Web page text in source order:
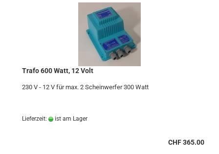
Trafo 600 Watt, 12 Volt
230 V - 12 V für max. 2 Scheinwerfer 300 Watt
Lieferzeit: ist am Lager
CHF 365.00